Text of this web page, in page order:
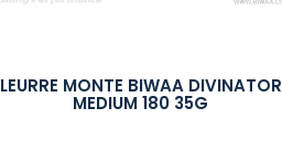
LEURRE MONTE BIWAA DIVINATOR
MEDIUM 180 35G